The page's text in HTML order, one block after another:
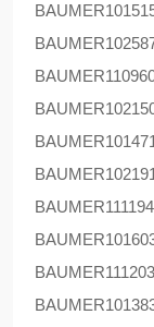
BAUMER
BAUMER
BAUMER
BAUMER
BAUMER
BAUMER
BAUMER
BAUMER
BAUMER
BAUMER